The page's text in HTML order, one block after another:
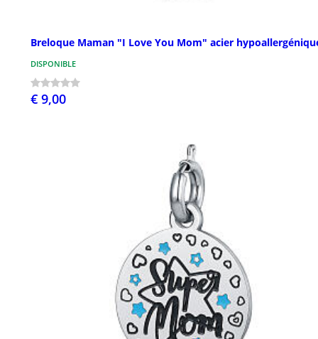
Breloque Maman "I Love You Mom" acier
DISPONIBLE
€ 9,00